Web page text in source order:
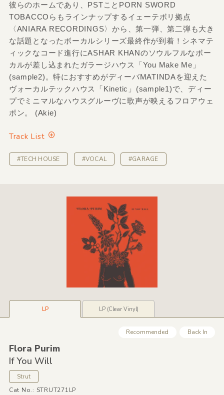
彼らのホームであり、PSTことPORN SWORD
TOBACCOらもラインナップするイェーテボリ拠点
〈ANIARA RECORDINGS〉から、第一弾、第二弾も大き
な話題となったボーカルシリーズ最終作が到着！シネマテ
ィックなコード進行にASHAR KHANのソウルフルなボー
カルが差し込まれたガラージハウス「You Make Me」
(sample2)。特におすすめがディーバMATINDAを迎えた
ヴォーカルテックハウス「Kinetic」(sample1)で、ディー
プでミニマルなハウスグルーヴに歌声が映えるフロアウェ
ポン。 (Akie)
Track List
#TECH HOUSE #VOCAL #GARAGE
LP LP (Clear Vinyl)
Recommended Back In
Flora Purim
If You Will
Strut
Cat No.: STRUT271LP